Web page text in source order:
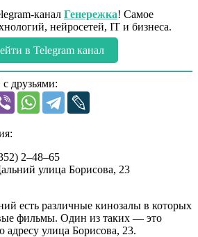
канал Генережка! Самое
нейросетей, IT и бизнеса.
в Telegram канал
друзьями:
2‒48‒65
улица Борисова, 23
есть различные кинозалы в которых
фильмы. Один из таких — это
адресу улица Борисова, 23.